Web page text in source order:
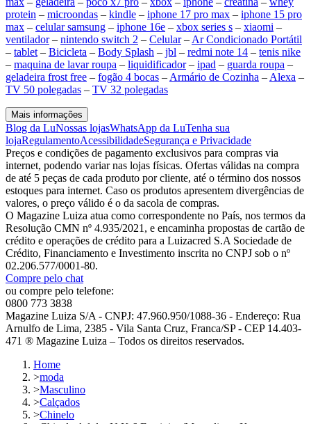
protein – microondas – kindle – iphone 17 pro max – iphone 15 pro
max – celular samsung – iphone 16e – xbox series s – xiaomi –
ventilador– nintendo switch 2 – Celular– Ar Condicionado Portátil
– tablet – Bicicleta – Body Splash – jbl – redmi note 14 – tenis nike
– maquina de lavar roupa – liquidificador– ipad – guarda roupa –
geladeira frost free – fogão 4 bocas – Armário de Cozinha – Alexa –
TV 50 polegadas – TV 32 polegadas
Mais informações
Blog da LuNossas lojasWhatsApp da LuTenha sua
lojaRegulamentoAcessibilidadeSegurança e Privacidade
Preços e condições de pagamento exclusivos para compras via
internet, podendo variar nas lojas físicas. Ofertas válidas na compra
de até 5 peças de cada produto por cliente, até o término dos nossos
estoques para internet. Caso os produtos apresentem divergências de
valores, o preço válido é o da sacola de compras.
O Magazine Luiza atua como correspondente no País, nos termos da
Resolução CMN nº 4.935/2021, e encaminha propostas de cartão de
crédito e operações de crédito para a Luizacred S.A Sociedade de
Crédito, Financiamento e Investimento inscrita no CNPJ sob o nº
02.206.577/0001-80.
Compre pelo chat
ou compre pelo telefone:
0800 773 3838
Magazine Luiza S/A - CNPJ: 47.960.950/1088-36 - Endereço: Rua
Arnulfo de Lima, 2385 - Vila Santa Cruz, Franca/SP - CEP 14.403-
471 ® Magazine Luiza – Todos os direitos reservados.
Home
>moda
>Masculino
>Calçados
>Chinelo